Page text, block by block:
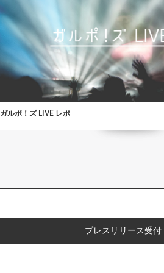
ガルポ！ズ LIVE レポ
プレスリリース受付